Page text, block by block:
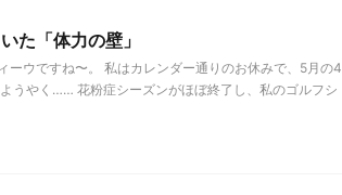
た「体力の壁」
ーウですね〜。 私はカレンダー通りのお休みで、5月の4
うやく…… 花粉症シーズンがほぼ終了し、私のゴルフシ